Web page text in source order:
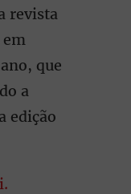
revista
em
que
a
edição